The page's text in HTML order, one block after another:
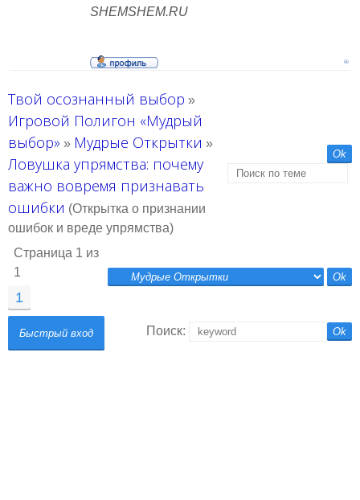
SHEMSHEM.RU
Твой осознанный выбор »
Игровой Полигон «Мудрый
выбор» » Мудрые Открытки »
Ловушка упрямства: почему
важно вовремя признавать
ошибки (Открытка о признании
ошибок и вреде упрямства)
Страница 1 из
1
1
Поиск: